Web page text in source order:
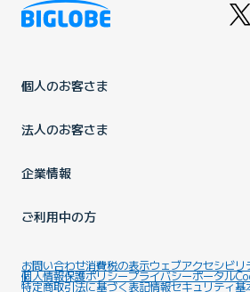
個人のお客さま
法人のお客さま
企業情報
ご利用中の方
お問い合わせ消費税の表示ウェブアクセシビ
個人情報保護ポリシープライバシーポータル
特定商取引法に基づく表記情報セキュリティ基